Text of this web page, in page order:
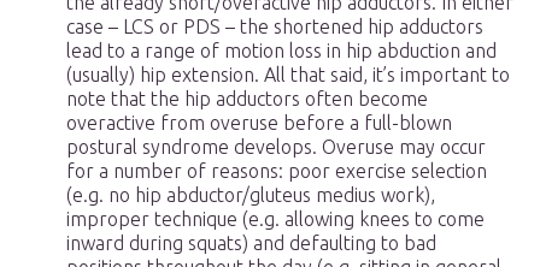
case – LCS or PDS – the shortened hip adductors
lead to a range of motion loss in hip abduction and
(usually) hip extension. All that said, it’s important to
note that the hip adductors often become
overactive from overuse before a full-blown
postural syndrome develops. Overuse may occur
for a number of reasons: poor exercise selection
(e.g. no hip abductor/gluteus medius work),
improper technique (e.g. allowing knees to come
inward during squats) and defaulting to bad